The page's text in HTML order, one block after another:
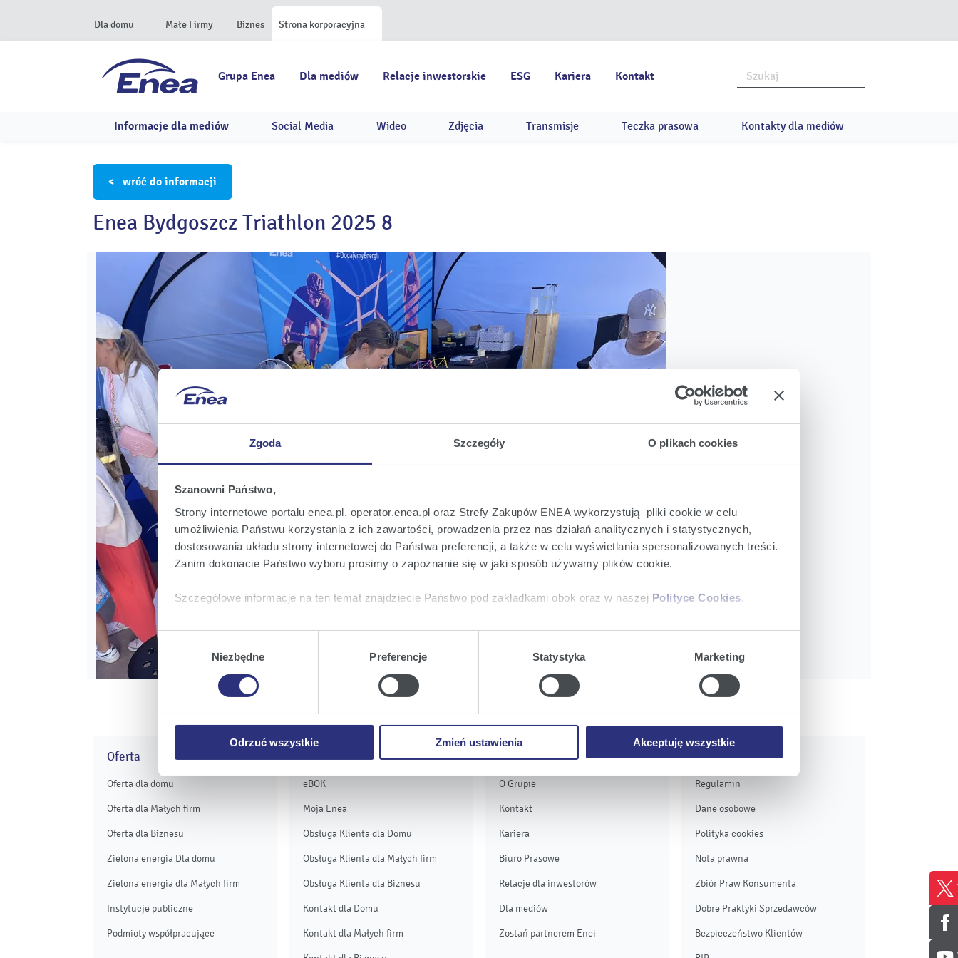
Zgoda Szczegóły O plikach cookies
Szanowni Państwo,
Strony internetowe portalu enea.pl, operator.enea.pl oraz Strefy Zakupów ENEA wykorzystują pliki cookie w celu
umożliwienia Państwu korzystania z ich zawartości, prowadzenia przez nas działań analitycznych i statystycznych,
dostosowania układu strony internetowej do Państwa preferencji, a także w celu wyświetlania spersonalizowanych treści.
Zanim dokonacie Państwo wyboru prosimy o zapoznanie się w jaki sposób używamy plików cookie.
Szczegółowe informacje na ten temat znajdziecie Państwo pod zakładkami obok oraz w naszej Polityce Cookies.
KlikającAkceptuję wszystkiewyrażają Państwo zgodę na umieszczenie wszystkich rodzajów plików cookie z
Zmień ustawienia
, możecie Państwo wybrać jakie rodzaje plików cookie będziemy umieszczać w Państwa
urządzeniu.
KlikającOdrzuć wszystkie
, odmawiacie Państwo zgody na instalację plików cookie – odmowa ta nie dotyczy jednak
plików cookie niezbędnych do prawidłowego wyświetlania i działania naszych stron internetowych.
Wybór
Niezbędne Preferencje Statystyka Marketing
Odrzuć wszystkie Zmień ustawienia Akceptuję wszystkie
Dla domu Małe Firmy Biznes Strona korporacyjna
Grupa Enea Dla mediów Relacje inwestorskie ESG Kariera Kontakt
Informacje dla mediów Social Media Wideo Zdjęcia Transmisje Teczka prasowa Kontakty dla mediów
< wróć do informacji
Enea Bydgoszcz Triathlon 2025 8
11.07.2025
Pobierz
Oferta
Oferta dla domu
Oferta dla Małych firm
Oferta dla Biznesu
Zielona energia Dla domu
Zielona energia dla Małych firm
Instytucje publiczne
Podmioty współpracujące
Obsługa i kontakt
eBOK
Moja Enea
Obsługa Klienta dla Domu
Obsługa Klienta dla Małych firm
Obsługa Klienta dla Biznesu
Kontakt dla Domu
Kontakt dla Małych firm
Grupa Enea
O Grupie
Kontakt
Kariera
Biuro Prasowe
Relacje dla inwestorów
Dla mediów
Zostań partnerem Enei
Pozostałe
Regulamin
Dane osobowe
Polityka cookies
Nota prawna
Zbiór Praw Konsumenta
Dobre Praktyki Sprzedawców
Bezpieczeństwo Klientów